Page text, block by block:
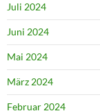
Juli 2024
Juni 2024
Mai 2024
März 2024
Februar 2024